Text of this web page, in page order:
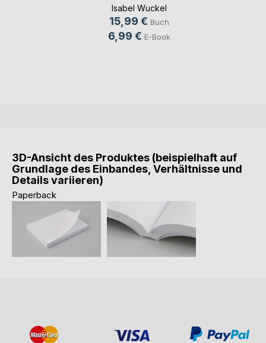
Isabel Wuckel
15,99 € Buch
6,99 € E-Book
3D-Ansicht des Produktes (beispielhaft auf
Grundlage des Einbandes, Verhältnisse und
Details variieren)
Paperback